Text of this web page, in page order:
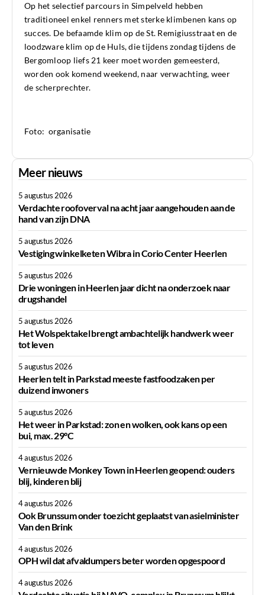
Op het selectief parcours in Simpelveld hebben
traditioneel enkel renners met sterke klimbenen kans op
succes. De befaamde klim op de St. Remigiusstraat en de
loodzware klim op de Huls, die tijdens zondag tijdens de
Bergomloop liefs 21 keer moet worden gemeesterd,
worden ook komend weekend, naar verwachting, weer
de scherprechter.
Foto: organisatie
Meer nieuws
5 augustus 2026
Verdachte roofoverval na acht jaar aangehouden aan de
hand van zijn DNA
5 augustus 2026
Vestiging winkelketen Wibra in Corio Center Heerlen
5 augustus 2026
Drie woningen in Heerlen jaar dicht na onderzoek naar
drugshandel
5 augustus 2026
Het Wolspektakel brengt ambachtelijk handwerk weer
tot leven
5 augustus 2026
Heerlen telt in Parkstad meeste fastfoodzaken per
duizend inwoners
5 augustus 2026
Het weer in Parkstad: zon en wolken, ook kans op een
bui, max. 29°C
4 augustus 2026
Vernieuwde Monkey Town in Heerlen geopend: ouders
blij, kinderen blij
4 augustus 2026
Ook Brunssum onder toezicht geplaatst van asielminister
Van den Brink
4 augustus 2026
OPH wil dat afvaldumpers beter worden opgespoord
4 augustus 2026